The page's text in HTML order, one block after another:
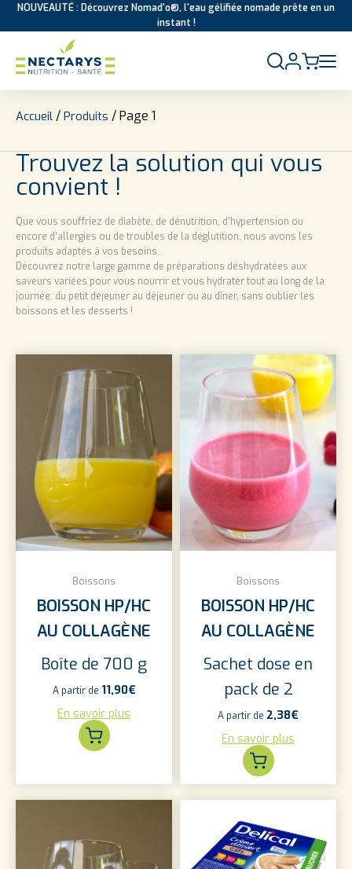
Aller au contenu
NOUVEAUTÉ : Découvrez Nomad'o®, l'eau gélifiée nomade prête en un
instant !
Accueil / Produits / Page 1
Trouvez la solution qui vous
convient !
Que vous souffriez de diabète, de dénutrition, d’hypertension ou
encore d’allergies ou de troubles de la déglutition, nous avons les
produits adaptés à vos besoins.
Découvrez notre large gamme de préparations déshydratées aux
saveurs variées pour vous nourrir et vous hydrater tout au long de la
journée: du petit déjeuner au déjeuner ou au dîner, sans oublier les
boissons et les desserts !
Boissons
BOISSON HP/HC
AU COLLAGÈNE
Boîte de 700 g
A partir de 11,90€
En savoir plus
Boissons
BOISSON HP/HC
AU COLLAGÈNE
Sachet dose en
pack de 2
A partir de 2,38€
En savoir plus